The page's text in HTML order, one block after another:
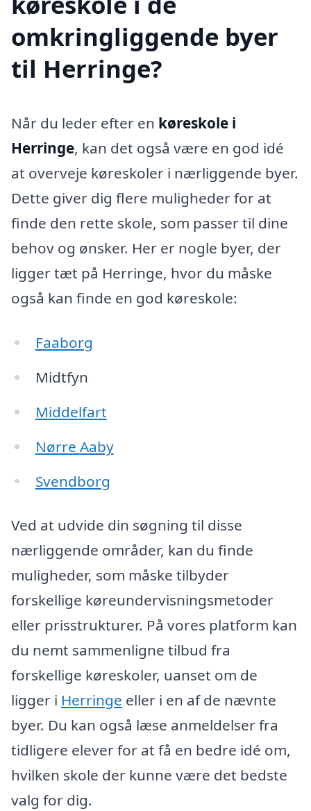
omkringliggende byer
til Herringe?
Når du leder efter en køreskole i
Herringe, kan det også være en god idé
at overveje køreskoler i nærliggende byer.
Dette giver dig flere muligheder for at
finde den rette skole, som passer til dine
behov og ønsker. Her er nogle byer, der
ligger tæt på Herringe, hvor du måske
også kan finde en god køreskole:
Faaborg
Midtfyn
Middelfart
Nørre Aaby
Svendborg
Ved at udvide din søgning til disse
nærliggende områder, kan du finde
muligheder, som måske tilbyder
forskellige køreundervisningsmetoder
eller prisstrukturer. På vores platform kan
du nemt sammenligne tilbud fra
forskellige køreskoler, uanset om de
ligger i Herringe eller i en af de nævnte
byer. Du kan også læse anmeldelser fra
tidligere elever for at få en bedre idé om,
hvilken skole der kunne være det bedste
valg for dig.